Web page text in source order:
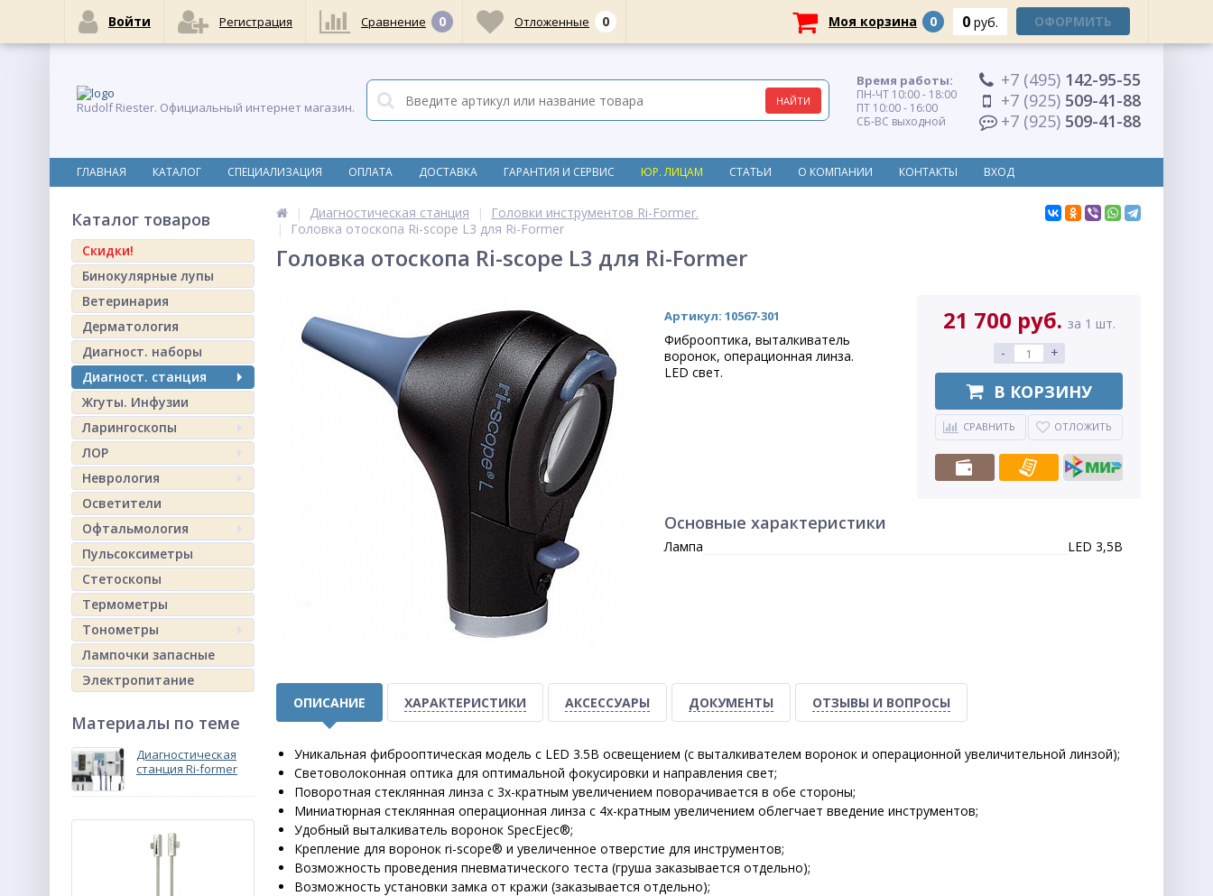
Rudolf Riester. Официальный интернет магазин.
Время работы:
ПН-ЧТ 10:00 - 18:00
ПТ 10:00 - 16:00
СБ-ВС выходной
+7 (495) 142-95-55
+7 (925) 509-41-88
+7 (925) 509-41-88
ГЛАВНАЯ КАТАЛОГ СПЕЦИАЛИЗАЦИЯ ОПЛАТА ДОСТАВКА ГАРАНТИЯ И СЕРВИС ЮР. ЛИЦАМ СТАТЬИ О КОМПАНИИ КОНТАКТЫ ВХОД
Каталог товаров
Скидки!
Бинокулярные лупы
Ветеринария
Дерматология
Диагност. наборы
Диагност. станция
Жгуты. Инфузии
Ларингоскопы
ЛОР
Неврология
Осветители
Офтальмология
Пульсоксиметры
Стетоскопы
Термометры
Тонометры
Лампочки запасные
Электропитание
Материалы по теме
Диагностическая
станция Ri-former
Диагностическая станция
Головки инструментов Ri-Former.
Головка отоскопа Ri-scope L3 для Ri-Former
Головка отоскопа Ri-scope L3 для Ri-Former
Артикул: 10567-301
Фиброоптика, выталкиватель
воронок, операционная линза.
LED свет.
21 700 руб. за 1 шт.
-
+
В КОРЗИНУ
СРАВНИТЬ ОТЛОЖИТЬ
Основные характеристики
Лампа LED 3,5В
ОПИСАНИЕ ХАРАКТЕРИСТИКИ АКСЕССУАРЫ ДОКУМЕНТЫ ОТЗЫВЫ И ВОПРОСЫ
Уникальная фиброоптическая модель с LED 3.5В освещением (с выталкивателем воронок и операционной увеличительной линзой);
Световолоконная оптика для оптимальной фокусировки и направления свет;
Поворотная стеклянная линза с 3х-кратным увеличением поворачивается в обе стороны;
Миниатюрная стеклянная операционная линза с 4х-кратным увеличением облегчает введение инструментов;
Удобный выталкиватель воронок SpecEjec®;
Крепление для воронок ri-scope® и увеличенное отверстие для инструментов;
Возможность проведения пневматического теста (груша заказывается отдельно);
Возможность установки замка от кражи (заказывается отдельно);
Войти Регистрация Сравнение 0 Отложенные 0 Моя корзина 0 0 руб. ОФОРМИТЬ